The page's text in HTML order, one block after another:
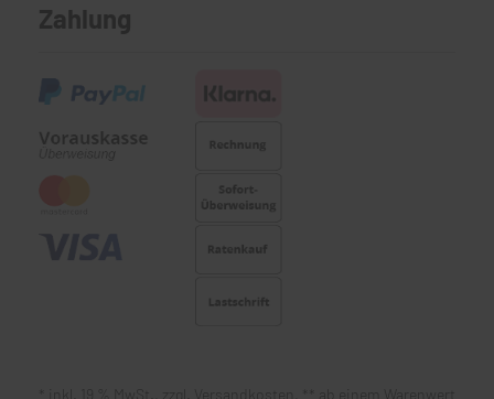
Zahlung
* inkl. 19 % MwSt., zzgl. Versandkosten, ** ab einem Warenwert